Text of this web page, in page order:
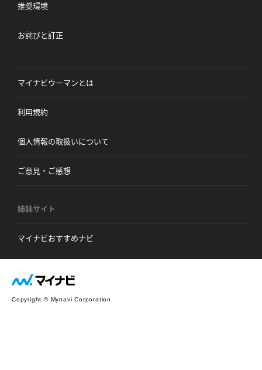
推奨環境
お詫びと訂正
マイナビウーマンとは
利用規約
個人情報の取扱いについて
ご意見・ご感想
姉妹サイト
マイナビおすすめナビ
Copyright © Mynavi Corporation